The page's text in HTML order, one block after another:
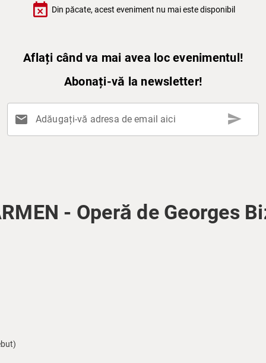
event_busy Din păcate, acest eveniment nu mai este disponibil
Aflați când va mai avea loc evenimentul!
Abonați-vă la newsletter!
mail Adăugați-vă adresa de email aici send
- Operă de Georges